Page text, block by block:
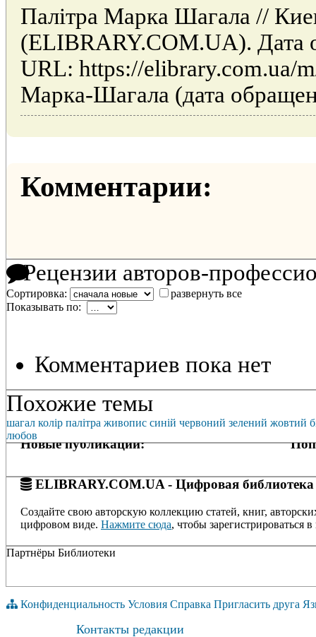
Палітра Марка Шагала //
(ELIBRARY.COM.UA). Дата
URL: https://elibrary.com.ua/
Марка-Шагала (дата
Комментарии:
Рецензии авторов-
Сортировка:
развернуть все
Показывать по:
Комментариев пока нет
Похожие темы
шагал колір палітра живопис синій червоний зелений жовтий
любов
Новые публикации:
ELIBRARY.COM.UA - Цифровая библиотека
Создайте свою авторскую коллекцию статей, книг,
цифровом виде. Нажмите сюда, чтобы зарегистрироваться в
Партнёры Библиотеки
Конфиденциальность Условия Справка Пригласить друга
Контакты редакции